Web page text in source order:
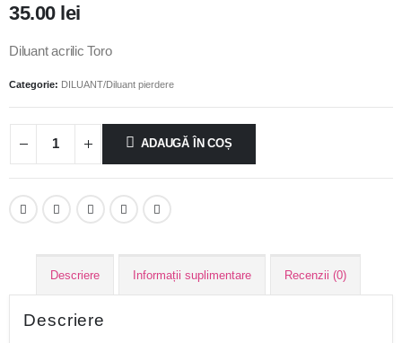
35.00 lei
Diluant acrilic Toro
Categorie: DILUANT/Diluant pierdere
ADAUGĂ ÎN COȘ
Descriere Informații suplimentare Recenzii (0)
Descriere